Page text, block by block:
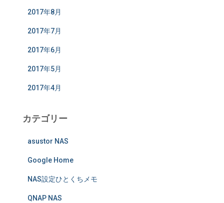
2017年8月
2017年7月
2017年6月
2017年5月
2017年4月
カテゴリー
asustor NAS
Google Home
NAS設定ひとくちメモ
QNAP NAS